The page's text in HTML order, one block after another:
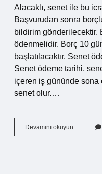
Alacaklı, senet ile bu
Başvurudan sonra
bildirim gönderilecektir.
ödenmelidir. Borç 10
başlatılacaktır. Senet
Senet ödeme tarihi,
içeren iş gününde
senet olur.…
Devamını okuyun
Odemesi